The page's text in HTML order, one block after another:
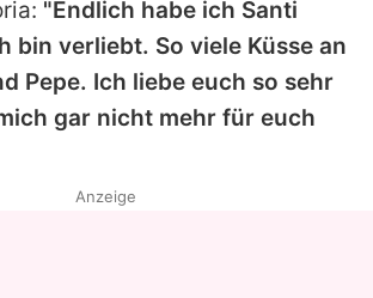
"Endlich habe ich Santi
bin verliebt. So viele Küsse an
Pepe. Ich liebe euch so sehr
gar nicht mehr für euch
Anzeige